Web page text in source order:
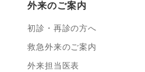
外来のご案内
初診・再診の方へ
救急外来のご案内
外来担当医表